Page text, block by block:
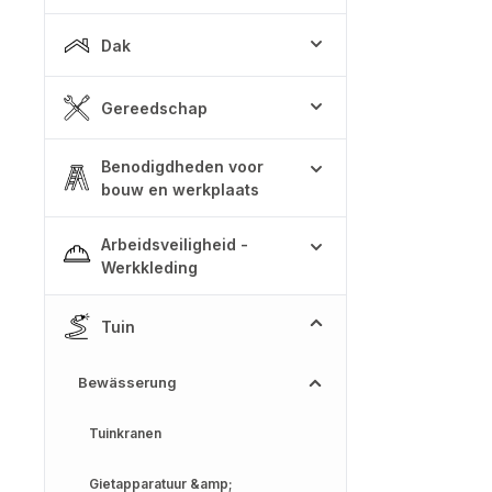
Dak
Gereedschap
Benodigdheden voor
bouw en werkplaats
Arbeidsveiligheid -
Werkkleding
Tuin
Bewässerung
Tuinkranen
Gietapparatuur &amp;